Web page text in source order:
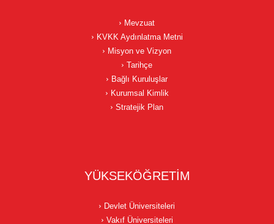
Mevzuat
KVKK Aydınlatma Metni
Misyon ve Vizyon
Tarihçe
Bağlı Kuruluşlar
Kurumsal Kimlik
Stratejik Plan
YÜKSEKÖĞRETİM
Devlet Üniversiteleri
Vakıf Üniversiteleri